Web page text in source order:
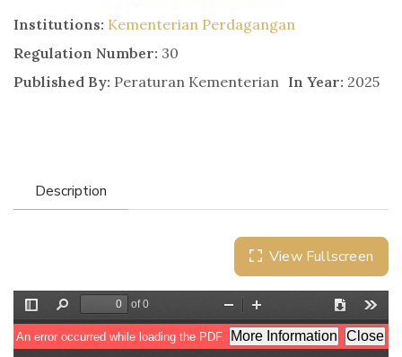
Institutions: Kementerian Perdagangan
Regulation Number: 30
Published By: Peraturan Kementerian In Year: 2025
Description
View Fullscreen